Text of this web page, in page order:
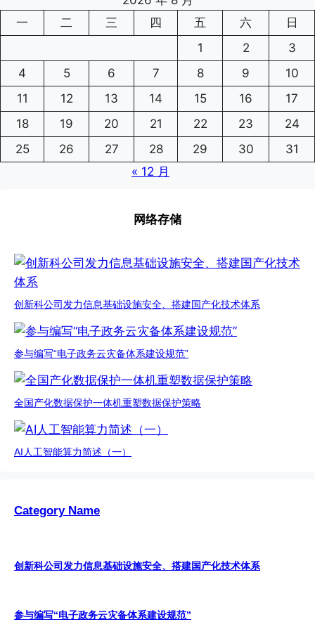
一
二 三 四 五 六
日
1
2
3
4
5 6 7 8 9
10
11
12 13 14 15 16
17
18
19 20 21 22 23
24
25
26 27 28 29 30
31
« 12 月
网络存储
创新科公司发力信息基础设施安全、搭建国产化技术体系
参与编写“电子政务云灾备体系建设规范”
全国产化数据保护一体机重塑数据保护策略
AI人工智能算力简述（一）
Category Name
创新科公司发力信息基础设施安全、搭建国产化技术体系
参与编写“电子政务云灾备体系建设规范”